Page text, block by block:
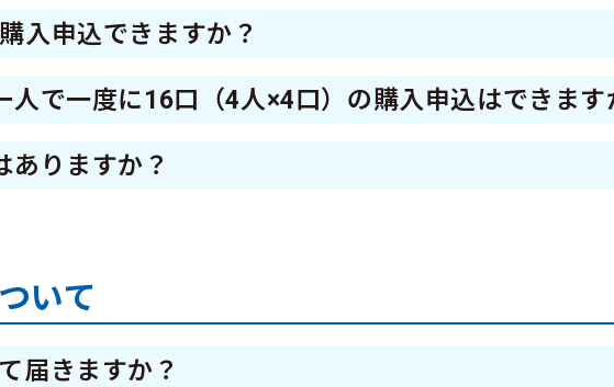
ん。
入申込できますか？
のお買い物ができる商品券を、）お一人様4口まで購入申込
人で一度に16口（4人×4口）の購入申込はできます
お申込みはできません。お一人分ずつお申込みをお願いい
他身の回りの世話をしている方に限り、お子様など購入
ありますか？
いて
届きますか？